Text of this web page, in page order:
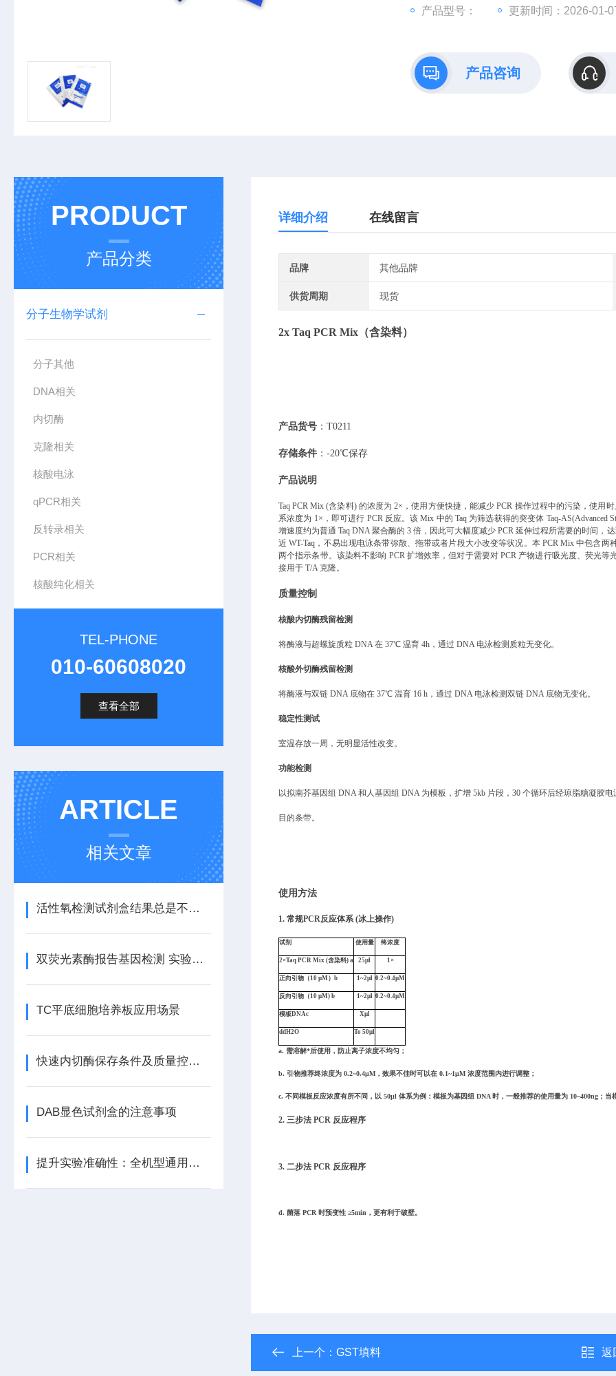
产品型号： 更新时间：2026-01-
产品咨询
PRODUCT
产品分类
分子生物学试剂
分子其他
DNA相关
内切酶
克隆相关
核酸电泳
qPCR相关
反转录相关
PCR相关
核酸纯化相关
TEL-PHONE
010-60608020
查看全部
ARTICLE
相关文章
活性氧检测试剂盒结果总是不理想？效率问题排查
双荧光素酶报告基因检测 实验常见问题与解答
TC平底细胞培养板应用场景
快速内切酶保存条件及质量控制要点
DAB显色试剂盒的注意事项
提升实验准确性：全机型通用荧光定量试剂的选择技巧
详细介绍 在线留言
品牌 其他品牌
供货周期 现货
2x Taq PCR Mix （含染料）
产品货号 ：T0211
存储条件 ：-20℃保存
产品说明
Taq PCR Mix (含染料) 的浓度为 2×，使用方便快捷，能减少 PCR 操作过程中的污染，使用
系浓度为 1×，即可进行 PCR 反应。该 Mix 中的 Taq 为筛选获得的突变体 Taq-
增速度约为普通 Taq DNA 聚合酶的 3 倍，因此可大幅度减少 PCR 延伸过程所需要的时间，
近 WT-Taq，不易出现电泳条带弥散、拖带或者片段大小改变等状况。本 PCR Mix 中包含
两个指示条带。该染料不影响 PCR 扩增效率，但对于需要对 PCR 产物进行吸光度、荧光
接用于 T/A 克隆。
质量控制
核酸内切酶残留检测
将酶液与超螺旋质粒 DNA 在 37℃ 温育 4h，通过 DNA 电泳检测质粒无变化。
核酸外切酶残留检测
将酶液与双链 DNA 底物在 37℃ 温育 16 h，通过 DNA 电泳检测双链 DNA 底物无变化。
稳定性测试
室温存放一周，无明显活性改变。
功能检测
以拟南芥基因组 DNA 和人基因组 DNA 为模板，扩增 5kb 片段，30 个循环后经琼脂糖凝胶电
目的条带。
使用方法
1. 常规PCR反应体系 (冰上操作)
试剂 使用量 终浓度
2×Taq PCR Mix (含染料) a 25μl 1×
正向引物（10 μM） b 1~2μl 0.2~0.4μM
反向引物（ 10 μM) b 1~2μl 0.2~0.4μM
模板DNAc Xμl
ddH2O To 50μl
a. 需溶解*后使用，防止离子浓度不均匀；
b. 引物推荐终浓度为 0.2~0.4μM，效果不佳时可以在 0.1~1μM 浓度范围内进行调整；
c. 不同模板反应浓度有所不同，以 50μl 体系为例：模板为基因组 DNA 时，一般推荐的使用量为 10~400ng；当
2. 三步法 PCR 反应程序
3. 二步法 PCR 反应程序
d. 菌落 PCR 时预变性 ≥5min，更有利于破壁。
上一个： GST填料 返